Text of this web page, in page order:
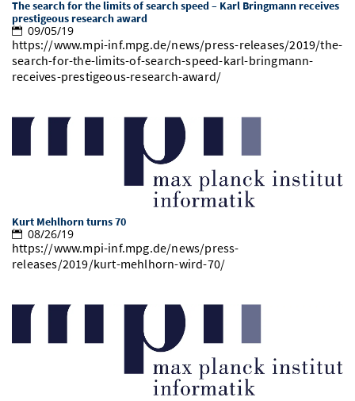
Vom Studium in den Beruf
Study Scheduler
Bibliothek
Open Science/Open Access
Start-ups
IT-Themenabend
Ranking
Zahlen & Fakten
Preise, Auszeichnungen und Förderungen
Kontakt
SIC Podcast
Anfahrt
AnsprechpartnerInnen, Personen, Forschungsgruppen
Alumni
The search for the limits of search speed – Karl Bringmann receives
prestigeous research award
09/05/19
https://www.mpi-inf.mpg.de/news/press-releases/2019/the-
search-for-the-limits-of-search-speed-karl-bringmann-
receives-prestigeous-research-award/
Kurt Mehlhorn turns 70
08/26/19
https://www.mpi-inf.mpg.de/news/press-
releases/2019/kurt-mehlhorn-wird-70/